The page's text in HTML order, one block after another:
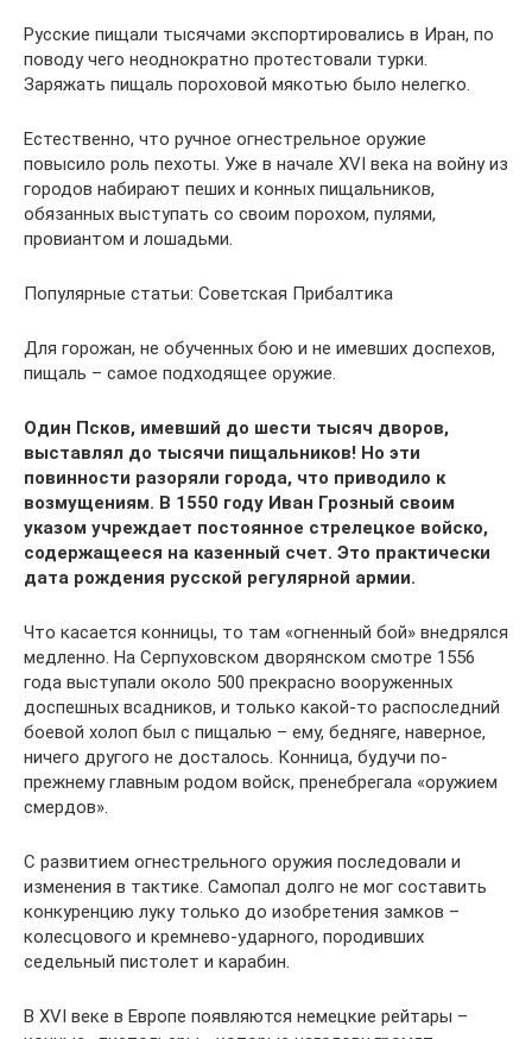
Русские пищали тысячами экспортировались в Иран, по
поводу чего неоднократно протестовали турки.
Заряжать пищаль пороховой мякотью было нелегко.
Естественно, что ручное огнестрельное оружие
повысило роль пехоты. Уже в начале XVI века на войну из
городов набирают пеших и конных пищальников,
обязанных выступать со своим порохом, пулями,
провиантом и лошадьми.
Популярные статьи: Советская Прибалтика
Для горожан, не обученных бою и не имевших доспехов,
пищаль – самое подходящее оружие.
Один Псков, имевший до шести тысяч дворов,
выставлял до тысячи пищальников! Но эти
повинности разоряли города, что приводило к
возмущениям. В 1550 году Иван Грозный своим
указом учреждает постоянное стрелецкое войско,
содержащееся на казенный счет. Это практически
дата рождения русской регулярной армии.
Что касается конницы, то там «огненный бой» внедрялся
медленно. На Серпуховском дворянском смотре 1556
года выступали около 500 прекрасно вооруженных
доспешных всадников, и только какой-то распоследний
боевой холоп был с пищалью – ему, бедняге, наверное,
ничего другого не досталось. Конница, будучи по-
прежнему главным родом войск, пренебрегала «оружием
смердов».
С развитием огнестрельного оружия последовали и
изменения в тактике. Самопал долго не мог составить
конкуренцию луку только до изобретения замков –
колесцового и кремнево-ударного, породивших
седельный пистолет и карабин.
В XVI веке в Европе появляются немецкие рейтары –